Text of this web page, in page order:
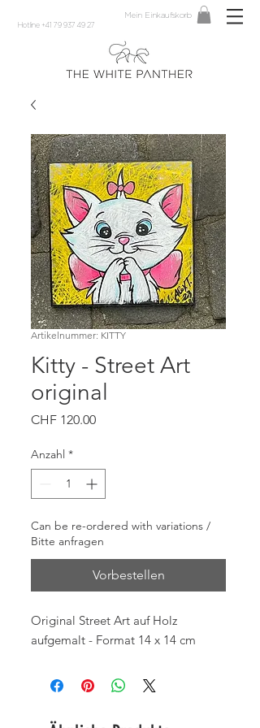
Hotline +41 79 937 49 27
Mein Einkaufskorb
Artikelnummer: KITTY
Kitty - Street Art
original
CHF 120.00Preis
Anzahl *
Can be re-ordered with variations /
Bitte anfragen
Vorbestellen
Original Street Art auf Holz
aufgemalt - Format 14 x 14 cm